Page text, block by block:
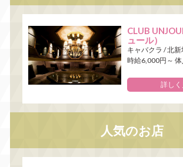
CLUB
ュール）
キャバクラ /北新
時給6,000円～
詳しく
人気のお店